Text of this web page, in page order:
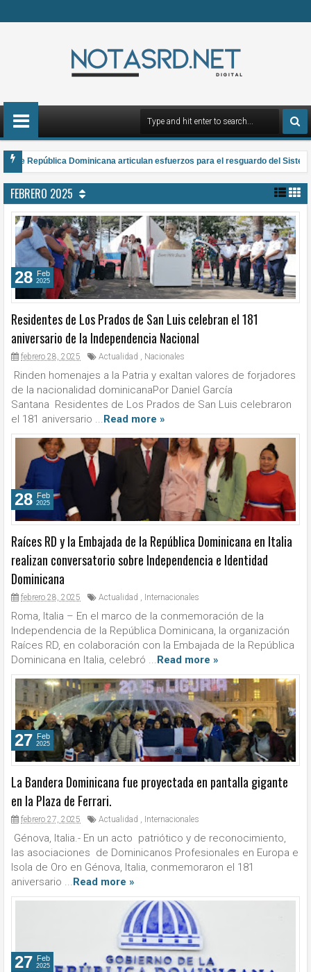
República Dominicana articulan esfuerzos para el resguardo del Sistema
Anual Nacional de Poesía Salomé Ureña de Henríquez 2026
FEBRERO 2025
Residentes de Los Prados de San Luis celebran el 181
aniversario de la Independencia Nacional
febrero 28, 2025 Actualidad , Nacionales
Rinden homenajes a la Patria y exaltan valores de forjadores
de la nacionalidad dominicanaPor Daniel García
Santana Residentes de Los Prados de San Luis celebraron
el 181 aniversario ...Read more »
28 Feb
2025
Raíces RD y la Embajada de la República Dominicana en Italia
realizan conversatorio sobre Independencia e Identidad
Dominicana
febrero 28, 2025 Actualidad , Internacionales
Roma, Italia – En el marco de la conmemoración de la
Independencia de la República Dominicana, la organización
Raíces RD, en colaboración con la Embajada de la República
Dominicana en Italia, celebró ...Read more »
28 Feb
2025
La Bandera Dominicana fue proyectada en pantalla gigante
en la Plaza de Ferrari.
febrero 27, 2025 Actualidad , Internacionales
Génova, Italia.- En un acto patriótico y de reconocimiento,
las asociaciones de Dominicanos Profesionales en Europa e
Isola de Oro en Génova, Italia, conmemoraron el 181
aniversario ...Read more »
27 Feb
2025
27 Feb
2025